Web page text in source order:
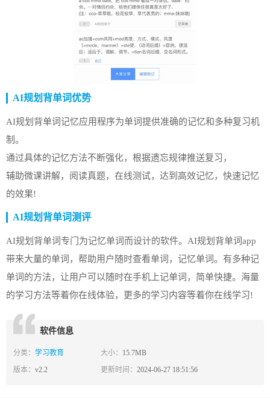
AI规划背单词优势
AI规划背单词记忆应用程序为单词提供准确的记忆和多种复习机
制。
通过具体的记忆方法不断强化，根据遗忘规律推送复习，
辅助微课讲解，阅读真题，在线测试，达到高效记忆，快速记忆
的效果!
AI规划背单词测评
AI规划背单词专门为记忆单词而设计的软件。AI规划背单词app
带来大量的单词，帮助用户随时查看单词，记忆单词。有多种记
单词的方法，让用户可以随时在手机上记单词，简单快捷。海量
的学习方法等着你在线体验，更多的学习内容等着你在线学习!
软件信息
分类： 学习教育 大小： 15.7MB
版本： v2.2 更新时间：2024-06-27 18:51:56